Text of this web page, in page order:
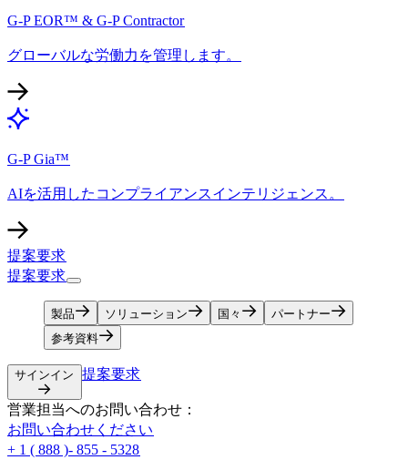
G-P EOR™ & G-P Contractor​​
グローバルな労働力を管理します。​​
G-P Gia™​​
AIを活用したコンプライアンスインテリジェンス。​​
提案要求​​
提案要求​​
製品​​ ソリューション​​ 国々​​
パートナー​​
参考資料​​
サインイン​​ 提案要求​​
営業担当へのお問い合わせ：​​
お問い合わせください​​
+ 1 ( 888 )- 855 - 5328​​